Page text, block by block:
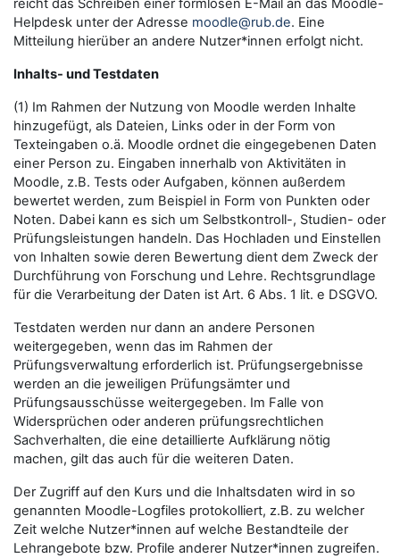
reicht das Schreiben einer formlosen E-Mail an das Moodle-
Helpdesk unter der Adresse moodle@rub.de. Eine
Mitteilung hierüber an andere Nutzer*innen erfolgt nicht.
Inhalts- und Testdaten
(1) Im Rahmen der Nutzung von Moodle werden Inhalte
hinzugefügt, als Dateien, Links oder in der Form von
Texteingaben o.ä. Moodle ordnet die eingegebenen Daten
einer Person zu. Eingaben innerhalb von Aktivitäten in
Moodle, z.B. Tests oder Aufgaben, können außerdem
bewertet werden, zum Beispiel in Form von Punkten oder
Noten. Dabei kann es sich um Selbstkontroll-, Studien- oder
Prüfungsleistungen handeln. Das Hochladen und Einstellen
von Inhalten sowie deren Bewertung dient dem Zweck der
Durchführung von Forschung und Lehre. Rechtsgrundlage
für die Verarbeitung der Daten ist Art. 6 Abs. 1 lit. e DSGVO.
Testdaten werden nur dann an andere Personen
weitergegeben, wenn das im Rahmen der
Prüfungsverwaltung erforderlich ist. Prüfungsergebnisse
werden an die jeweiligen Prüfungsämter und
Prüfungsausschüsse weitergegeben. Im Falle von
Widersprüchen oder anderen prüfungsrechtlichen
Sachverhalten, die eine detaillierte Aufklärung nötig
machen, gilt das auch für die weiteren Daten.
Der Zugriff auf den Kurs und die Inhaltsdaten wird in so
genannten Moodle-Logfiles protokolliert, z.B. zu welcher
Zeit welche Nutzer*innen auf welche Bestandteile der
Lehrangebote bzw. Profile anderer Nutzer*innen zugreifen.